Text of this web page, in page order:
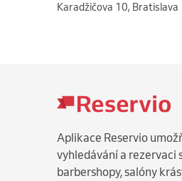
Karadžičova 10, Bratislava
Aplikace Reservio
vyhledávání a rezervaci
barbershopy, salóny